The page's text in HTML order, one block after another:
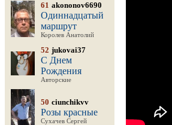
61 akononov6690
Одиннадцатый
маршрут
Королев Анатолий
52 jukovai37
С Днем
Рождения
Авторские
50 ciunchikvv
Розы красные
Сухачев Сергей